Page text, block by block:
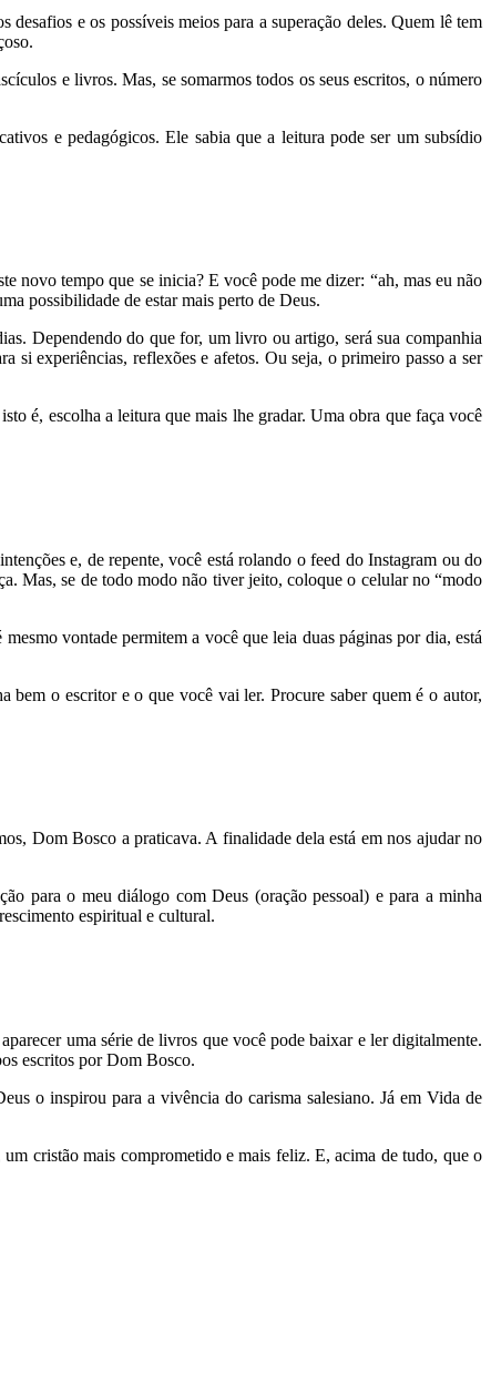
e os possíveis meios para a superação deles. Quem lê tem
e livros. Mas, se somarmos todos os seus escritos, o número
e pedagógicos. Ele sabia que a leitura pode ser um subsídio
novo tempo que se inicia? E você pode me dizer: “ah, mas eu não
possibilidade de estar mais perto de Deus.
Dependendo do que for, um livro ou artigo, será sua companhia
si experiências, reflexões e afetos. Ou seja, o primeiro passo a ser
é, escolha a leitura que mais lhe gradar. Uma obra que faça você
e, de repente, você está rolando o feed do Instagram ou do
Mas, se de todo modo não tiver jeito, coloque o celular no “modo
vontade permitem a você que leia duas páginas por dia, está
bem o escritor e o que você vai ler. Procure saber quem é o autor,
Dom Bosco a praticava. A finalidade dela está em nos ajudar no
para o meu diálogo com Deus (oração pessoal) e para a minha
espiritual e cultural.
uma série de livros que você pode baixar e ler digitalmente.
escritos por Dom Bosco.
o inspirou para a vivência do carisma salesiano. Já em Vida de
cristão mais comprometido e mais feliz. E, acima de tudo, que o